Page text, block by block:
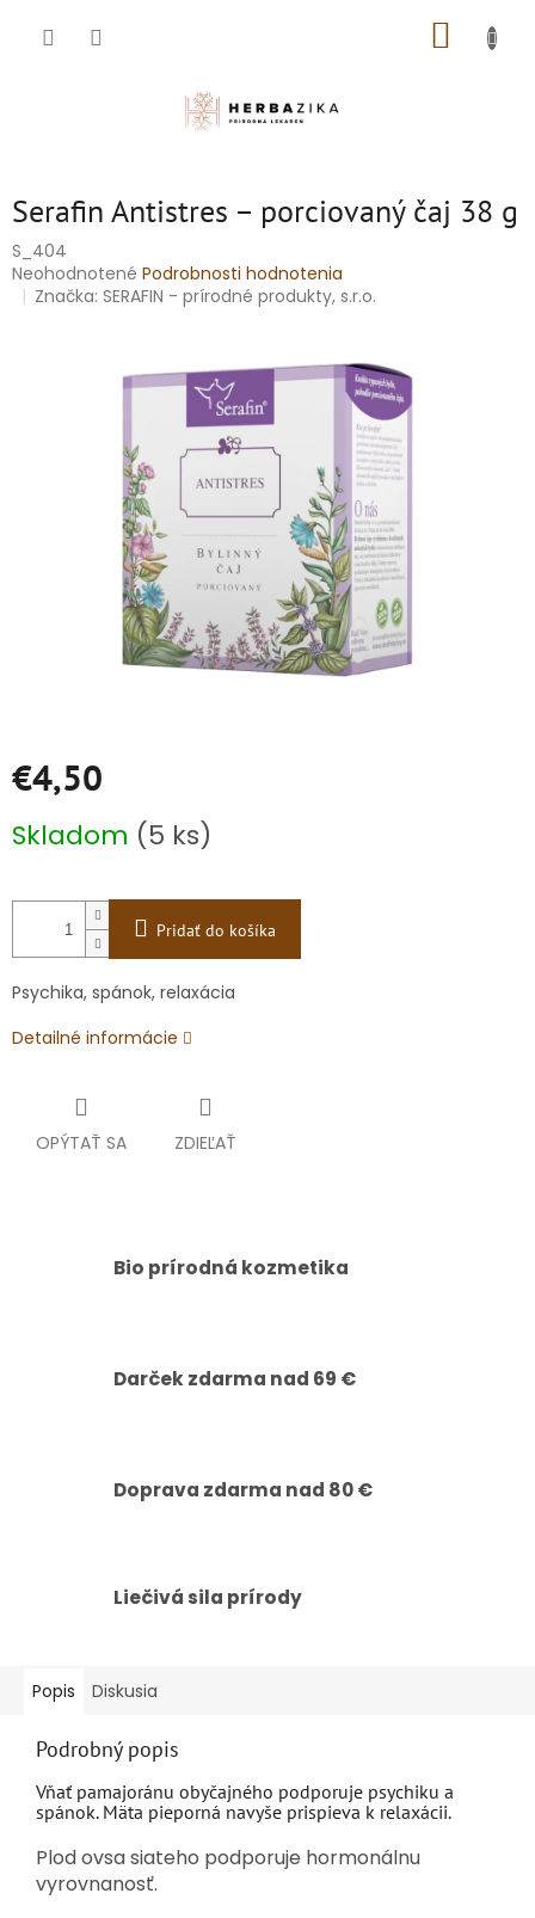
Serafin Antistres – porciovaný čaj 38 g
S_404
Priemerné
hodnotenie
Neohodnotené Podrobnosti hodnotenia
Značka:SERAFIN - prírodné produkty, s.r.o.
€4,50
cena:
Skladom (5 ks)
Pridať do košíka
Psychika, spánok, relaxácia
Detailné informácie
OPÝTAŤ SA ZDIEĽAŤ
Bio prírodná kozmetika
Darček zdarma nad 69 €
Doprava zdarma nad 80 €
Liečivá sila prírody
Popis Diskusia
Podrobný popis
Vňať pamajoránu obyčajného podporuje psychiku a
spánok. Mäta pieporná navyše prispieva k relaxácii.
Plod ovsa siateho podporuje hormonálnu
vyrovnanosť.